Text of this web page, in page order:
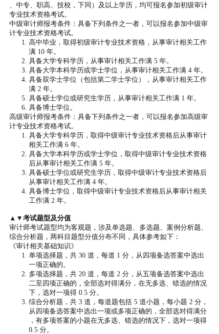
、中专、职高、技校，下同）及以上学历，均可报名参加初级审计
专业技术资格考试。
中级审计师报考条件：具备下列条件之一者，可以报名参加中级审
计专业技术资格考试。
高中毕业，取得初级审计专业技术资格，从事审计相关工作
满 10 年。
具备大学专科学历，从事审计相关工作满 5 年。
具备大学本科学历或学士学位，从事审计相关工作满 4 年。
具备双学士学位（包括第二学士学位），从事审计相关工作
满 2 年。
具备硕士学位或研究生学历，从事审计相关工作满 1 年。
具备博士学位。
高级审计师报考条件：具备下列条件之一者，可以报名参加高级审
计专业技术资格考试。
具备大学专科学历，取得中级审计专业技术资格后从事审计
相关工作满 6 年。
具备大学本科学历或学士学位，取得中级审计专业技术资格
后从事审计相关工作满 5 年。
具备硕士学位或研究生学历，取得中级审计专业技术资格后
从事审计相关工作满 4 年。
具备博士学位，取得中级审计专业技术资格后从事审计相关
工作满 2 年。
▲▼考试题型及分值
审计师考试题型均为客观题，涉及单选题、多选题、案例分析题、
综合分析题，两科目题型分值分布不同，具体参考如下：
《审计相关基础知识》
单项选择题，共 30 道，每道 1 分，从四项备选答案中选出
一项正确的。
多项选择题，共 20 道，每道 2 分，从五项备选答案中选出
二至四项正确的，全部选对得满分，在无多选、错选的情况
下，选对一项得 0.5 分。
综合分析题，共 3 道，每道题包括 5 道小题，每小题 2 分，
从四项备选答案中选出一项或多项正确的，全部选对得满分
，有多项答案的小题在无多选、错选的情况下，选对一项得
0.5 分。